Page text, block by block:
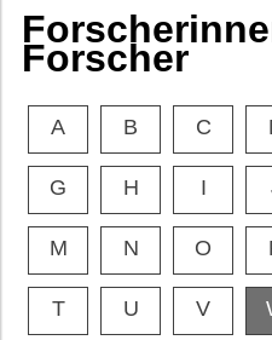
Barrierefreiheit
Forscher
A B C
G H I
M N O
T U V